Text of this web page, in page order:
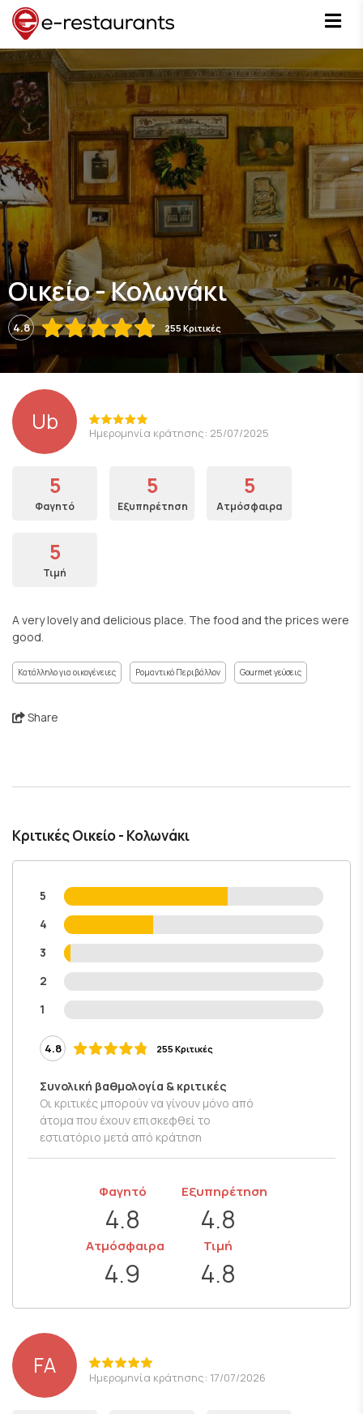
Οικείο - Κολωνάκι
4.8 255 Κριτικές
Ub Ημερομηνία κράτησης: 25/07/2025
5
Φαγητό
5
Εξυπηρέτηση
5
Ατμόσφαιρα
5
Τιμή
A very lovely and delicious place. The food and the prices were
good.
Κατάλληλο για οικογένειες Ρομαντικό Περιβάλλον Gourmet γεύσεις
Share
Κριτικές Οικείο - Κολωνάκι
5
4
3
2
1
4.8 255 Κριτικές
Συνολική βαθμολογία & κριτικές
Οι κριτικές μπορούν να γίνουν μόνο από
άτομα που έχουν επισκεφθεί το
εστιατόριο μετά από κράτηση
Φαγητό
4.8
Εξυπηρέτηση
4.8
Ατμόσφαιρα
4.9
Τιμή
4.8
FA Ημερομηνία κράτησης: 17/07/2026